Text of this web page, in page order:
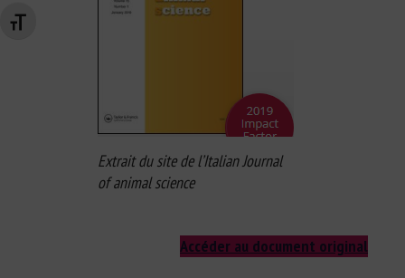
Changer la taille de la police
Extrait du site de l’Italian Journal
of animal science
Accéder au document original